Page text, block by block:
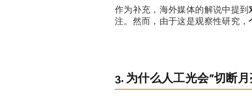
作为补充，海外媒体的解说中提到
注。然而，由于这是观察性研究，
3. 为什么人工光会“切断